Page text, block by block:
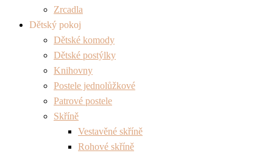
Zrcadla
Dětský pokoj
Dětské komody
Dětské postýlky
Knihovny
Postele jednolůžkové
Patrové postele
Skříně
Vestavěné skříně
Rohové skříně